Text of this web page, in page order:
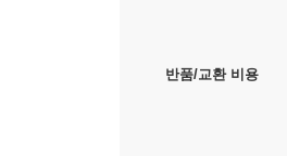
반품/교환 비용